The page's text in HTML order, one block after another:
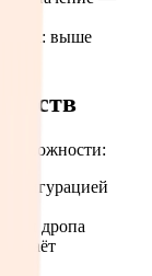
выше
сложности:
дропа
даёт